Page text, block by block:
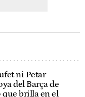
ni Petar
del Barça de
brilla en el